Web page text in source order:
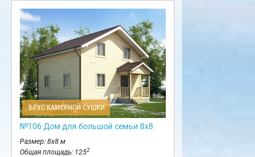
БРУС КАМЕРНОЙ СУШКИ
№106 Дом для большой семьи 8х8
Размер: 8х8 м
Общая площадь: 1252